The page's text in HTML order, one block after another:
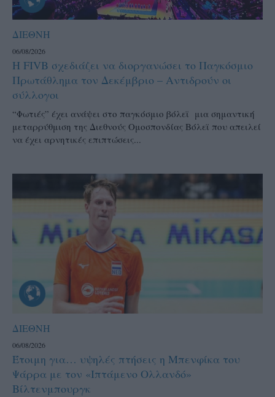
ΔΙΕΘΝΗ
06/08/2026
Η FIVB σχεδιάζει να διοργανώσει το Παγκόσμιο
Πρωτάθλημα τον Δεκέμβριο – Αντιδρούν οι
σύλλογοι
“Φωτιές” έχει ανάψει στο παγκόσμιο βόλεϊ μια σημαντική
μεταρρύθμιση της Διεθνούς Ομοσπονδίας Βόλεϊ που απειλεί
να έχει αρνητικές επιπτώσεις...
ΔΙΕΘΝΗ
06/08/2026
Έτοιμη για… υψηλές πτήσεις η Μπενφίκα του
Ψάρρα με τον «Ιπτάμενο Ολλανδό»
Βίλτενμπουργκ